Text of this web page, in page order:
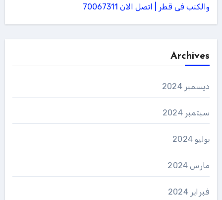
والكنب فى قطر | اتصل الان 70067311
Archives
ديسمبر 2024
سبتمبر 2024
يوليو 2024
مارس 2024
فبراير 2024